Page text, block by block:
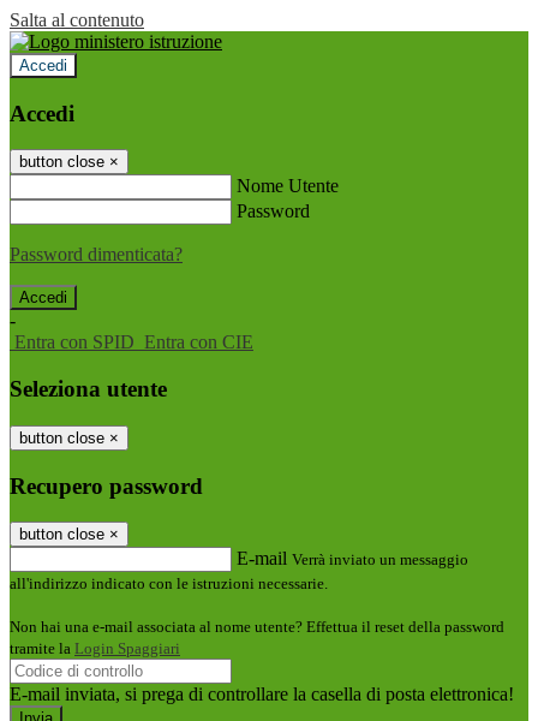
Salta al contenuto
Accedi
Accedi
button close ×
Nome Utente
Password
Password dimenticata?
-
Entra con SPID Entra con CIE
Seleziona utente
button close ×
Recupero password
button close ×
E-mail Verrà inviato un messaggio
all'indirizzo indicato con le istruzioni necessarie.
Non hai una e-mail associata al nome utente? Effettua il reset della password
tramite la Login Spaggiari
E-mail inviata, si prega di controllare la casella di posta elettronica!